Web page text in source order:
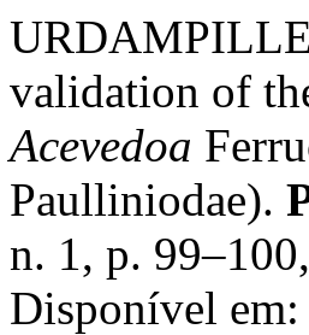
validation of
Acevedoa
Paulliniodae).
n. 1, p.
Disponível em: